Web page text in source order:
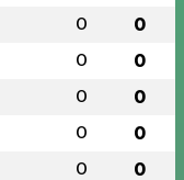
0 0
0 0
0 0
0 0
0 0